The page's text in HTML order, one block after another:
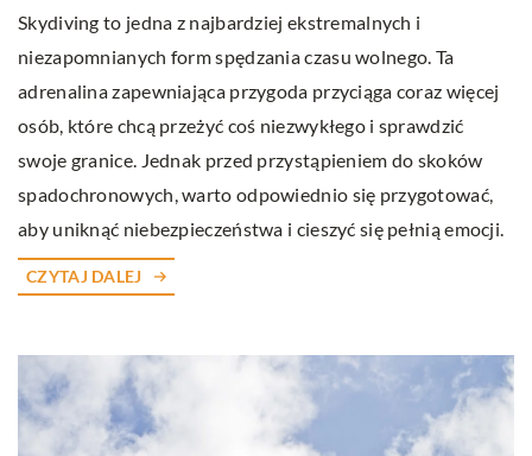
Skydiving to jedna z najbardziej ekstremalnych i
niezapomnianych form spędzania czasu wolnego. Ta
adrenalina zapewniająca przygoda przyciąga coraz więcej
osób, które chcą przeżyć coś niezwykłego i sprawdzić
swoje granice. Jednak przed przystąpieniem do skoków
spadochronowych, warto odpowiednio się przygotować,
aby uniknąć niebezpieczeństwa i cieszyć się pełnią emocji.
CZYTAJ DALEJ